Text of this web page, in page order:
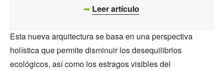
➥ Leer artículo
Esta nueva arquitectura se basa en una perspectiva
holística que permite disminuir los desequilibrios
ecológicos, así como los estragos visibles del